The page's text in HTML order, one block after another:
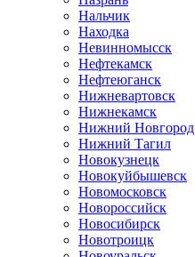
Нальчик
Находка
Невинномысск
Нефтекамск
Нефтеюганск
Нижневартовск
Нижнекамск
Нижний Новгород
Нижний Тагил
Новокузнецк
Новокуйбышевск
Новомосковск
Новороссийск
Новосибирск
Новотроицк